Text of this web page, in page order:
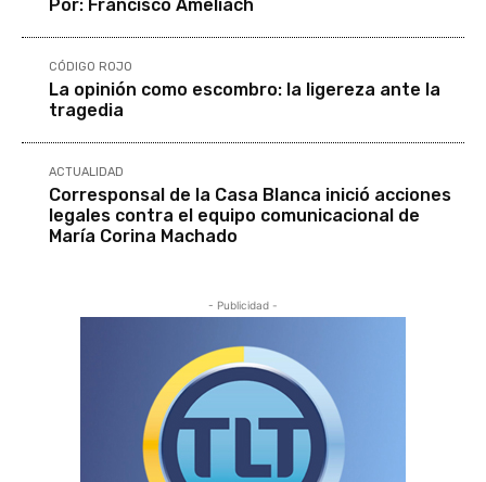
Por: Francisco Ameliach
CÓDIGO ROJO
La opinión como escombro: la ligereza ante la
tragedia
ACTUALIDAD
Corresponsal de la Casa Blanca inició acciones
legales contra el equipo comunicacional de
María Corina Machado
- Publicidad -